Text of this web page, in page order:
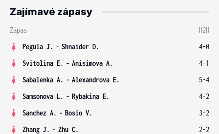
Zajímavé zápasy
Zápas
H2H
Pegula J. - Shnaider D.
4-0
Svitolina E. - Anisimova A.
4-1
Sabalenka A. - Alexandrova E.
5-4
Samsonova L. - Rybakina E.
4-2
Sanchez A. - Bosio V.
3-2
Zhang J. - Zhu C. 2-2